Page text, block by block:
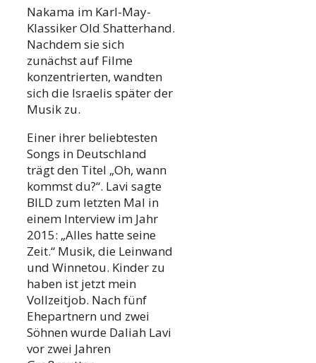
Nakama im Karl-May-
Klassiker Old Shatterhand.
Nachdem sie sich
zunächst auf Filme
konzentrierten, wandten
sich die Israelis später der
Musik zu.
Einer ihrer beliebtesten
Songs in Deutschland
trägt den Titel „Oh, wann
kommst du?“. Lavi sagte
BILD zum letzten Mal in
einem Interview im Jahr
2015: „Alles hatte seine
Zeit.“ Musik, die Leinwand
und Winnetou. Kinder zu
haben ist jetzt mein
Vollzeitjob. Nach fünf
Ehepartnern und zwei
Söhnen wurde Daliah Lavi
vor zwei Jahren